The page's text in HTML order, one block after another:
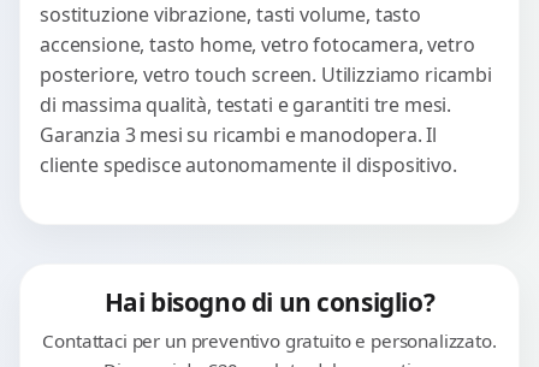
sostituzione vibrazione, tasti volume, tasto
accensione, tasto home, vetro fotocamera, vetro
posteriore, vetro touch screen. Utilizziamo ricambi
di massima qualità, testati e garantiti tre mesi.
Garanzia 3 mesi su ricambi e manodopera. Il
cliente spedisce autonomamente il dispositivo.
Hai bisogno di un consiglio?
Contattaci per un preventivo gratuito e personalizzato.